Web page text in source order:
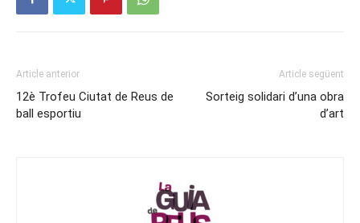
Article anterior
12è Trofeu Ciutat de Reus de
ball esportiu
Article següent
Sorteig solidari d’una obra
d’art